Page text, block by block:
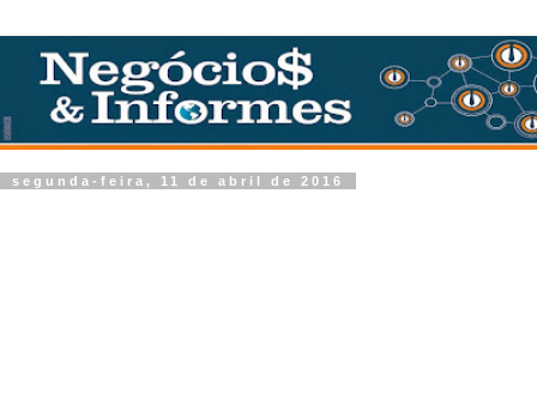
segunda-feira, 11 de abril de 2016